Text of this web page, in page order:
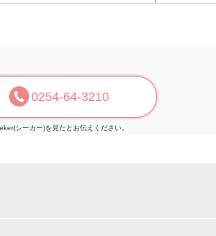
0254-64-3210
シーカー)を見たとお伝えください。